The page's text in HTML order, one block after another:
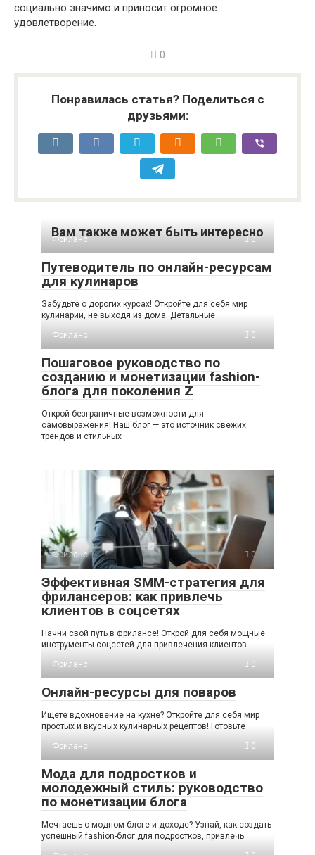
социально значимо и приносит огромное
удовлетворение.
0
Понравилась статья? Поделиться с
друзьями:
Вам также может быть интересно
Фриланс 0
Путеводитель по онлайн-ресурсам
для кулинаров
Забудьте о дорогих курсах! Откройте для себя мир
кулинарии, не выходя из дома. Детальные
Фриланс
0
Пошаговое руководство по
созданию и монетизации fashion-
блога для поколения Z
Открой безграничные возможности для
самовыражения! Наш блог — это источник свежих
трендов и стильных
Фриланс 0
Эффективная SMM-стратегия для
фрилансеров: как привлечь
клиентов в соцсетях
Начни свой путь в фрилансе! Открой для себя мощные
инструменты соцсетей для привлечения клиентов.
Фриланс
0
Онлайн-ресурсы для поваров
Ищете вдохновение на кухне? Откройте для себя мир
простых и вкусных кулинарных рецептов! Готовьте
Фриланс
0
Мода для подростков и
молодежный стиль: руководство
по монетизации блога
Мечтаешь о модном блоге и доходе? Узнай, как создать
успешный fashion-блог для подростков, привлечь